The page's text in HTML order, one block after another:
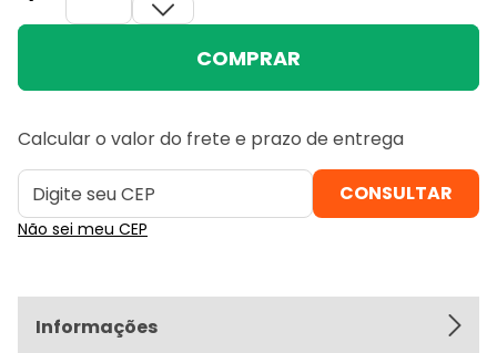
COMPRAR
Calcular o valor do frete e prazo de entrega
Não sei meu CEP
Informações